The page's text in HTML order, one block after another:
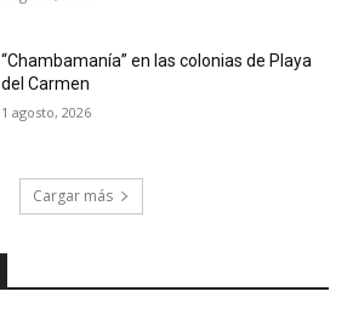
“Chambamanía” en las colonias de Playa
del Carmen
1 agosto, 2026
Cargar más